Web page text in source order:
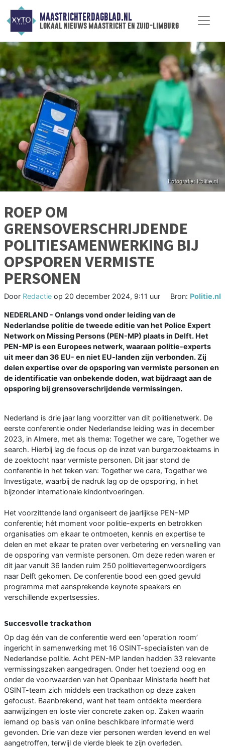
MAASTRICHTERDAGBLAD.NL
lokaal nieuws maastricht en zuid-limburg
ROEP OM
GRENSOVERSCHRIJDENDE
POLITIESAMENWERKING BIJ
OPSPOREN VERMISTE
PERSONEN
Door Redactie op 20 december 2024, 9:11 uur Bron: Politie.nl
NEDERLAND - Onlangs vond onder leiding van de
Nederlandse politie de tweede editie van het Police Expert
Network on Missing Persons (PEN-MP) plaats in Delft. Het
PEN-MP is een Europees netwerk, waaraan politie-experts
uit meer dan 36 EU- en niet EU-landen zijn verbonden. Zij
delen expertise over de opsporing van vermiste personen en
de identificatie van onbekende doden, wat bijdraagt aan de
opsporing bij grensoverschrijdende vermissingen.
Nederland is drie jaar lang voorzitter van dit politienetwerk. De
eerste conferentie onder Nederlandse leiding was in december
2023, in Almere, met als thema: Together we care, Together we
search. Hierbij lag de focus op de inzet van burgerzoekteams in
de zoektocht naar vermiste personen. Dit jaar stond de
conferentie in het teken van: Together we care, Together we
Investigate, waarbij de nadruk lag op de opsporing, in het
bijzonder internationale kindontvoeringen.
Het voorzittende land organiseert de jaarlijkse PEN-MP
conferentie; hét moment voor politie-experts en betrokken
organisaties om elkaar te ontmoeten, kennis en expertise te
delen en met elkaar te praten over verbetering en versnelling van
de opsporing van vermiste personen. Om deze reden waren er
dit jaar vanuit 36 landen ruim 250 politievertegenwoordigers
naar Delft gekomen. De conferentie bood een goed gevuld
programma met aansprekende keynote speakers en
verschillende expertsessies.
Succesvolle trackathon
Op dag één van de conferentie werd een ‘operation room’
ingericht in samenwerking met 16 OSINT-specialisten van de
Nederlandse politie. Acht PEN-MP landen hadden 33 relevante
vermissingszaken aangedragen. Onder het toeziend oog en
onder de voorwaarden van het Openbaar Ministerie heeft het
OSINT-team zich middels een trackathon op deze zaken
gefocust. Baanbrekend, want het team ontdekte meerdere
aanwijzingen en loste vier concrete zaken op. Zaken waarin
iemand op basis van online beschikbare informatie werd
gevonden. Drie van deze vier personen werden levend en wel
aangetroffen, terwijl de vierde bleek te zijn overleden.